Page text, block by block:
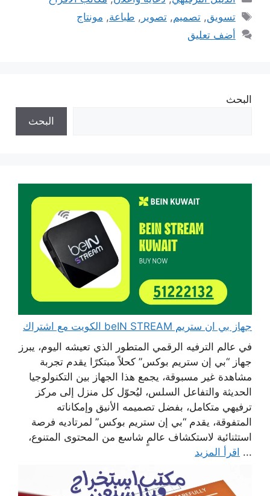
الوسوم
تسويق,تصميم,تصوير , طباعة, مونتاج
أضف تعليق
البحث
البحث
جهاز بي ان ستريم beIN STREAM الكويت مع اشتراك
في عالم الترفيه الرقمي المتطور الذي تعيشه اليوم، يبرز
جهاز “بي إن ستريم بوكس” كحلاً مبتكرًا يقدم تجربة
مشاهدة غير مسبوقة، يجمع هذا الجهاز بين التكنولوجيا
الحديثة والتفاعل السلس، ليُحوّل كل منزل إلى مركز
ترفيهي متكامل، بفضل تصميمه الأنيق وإمكاناته
المتفوقة، يقدم “بي إن ستريم بوكس” لمرتاديه فرصة
استثنائية لاستكشاف عالمٍ شاسع من المحتوى المتنوع،
... اقرأ المزيد